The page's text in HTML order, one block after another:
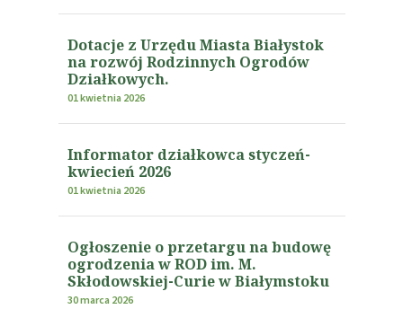
Dotacje z Urzędu Miasta Białystok
na rozwój Rodzinnych Ogrodów
Działkowych.
01 kwietnia 2026
Informator działkowca styczeń-
kwiecień 2026
01 kwietnia 2026
Ogłoszenie o przetargu na budowę
ogrodzenia w ROD im. M.
Skłodowskiej-Curie w Białymstoku
30 marca 2026